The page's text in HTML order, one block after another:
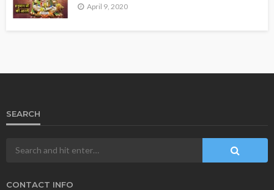
April 9, 2020
SEARCH
CONTACT INFO